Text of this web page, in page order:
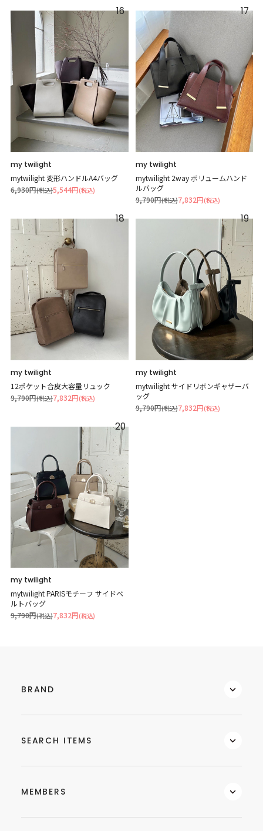
16
my twilight
mytwilight 変形ハンドルA4バッグ
5,544円(税込)
6,930円(税込)
17
my twilight
mytwilight 2way ボリュームハンド
ルバッグ
7,832円(税込)
9,790円(税込)
18
my twilight
12ポケット合皮大容量リュック
7,832円(税込)
9,790円(税込)
19
my twilight
mytwilight サイドリボンギャザーバ
ッグ
7,832円(税込)
9,790円(税込)
20
my twilight
mytwilight PARISモチーフ サイドベ
ルトバッグ
7,832円(税込)
9,790円(税込)
BRAND
SEARCH ITEMS
MEMBERS